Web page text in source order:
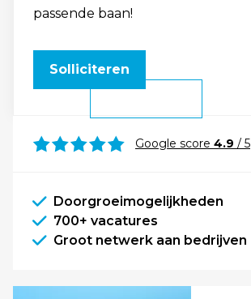
passende baan!
Solliciteren
Google score 4.9 / 5
Doorgroeimogelijkheden
700+ vacatures
Groot netwerk aan bedrijven